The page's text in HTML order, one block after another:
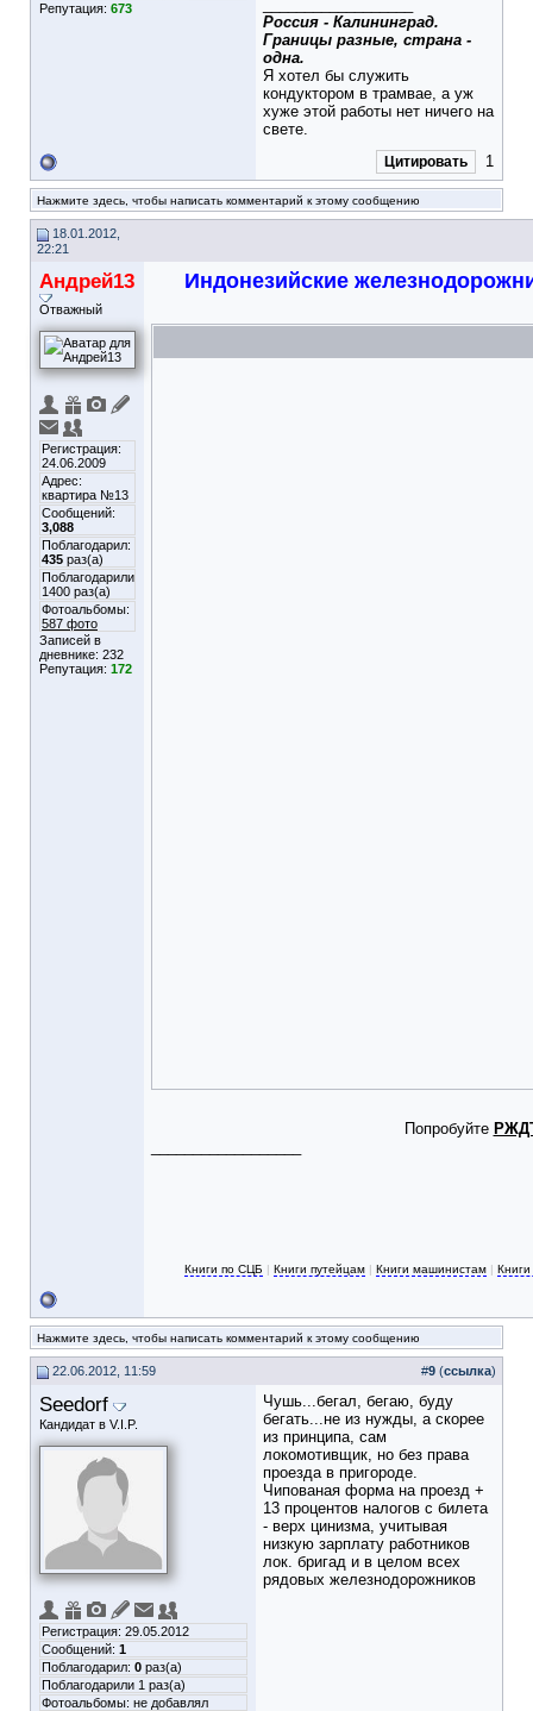
Репутация: 673
Россия - Калининград.
Границы разные, страна -
одна.
Я хотел бы служить
кондуктором в трамвае, а уж
хуже этой работы нет ничего на
свете.
Цитировать 1
Нажмите здесь, чтобы написать комментарий к этому сообщению
18.01.2012,
22:21
Андрей13
Отважный
Регистрация:
24.06.2009
Адрес:
квартира №13
Сообщений:
3,088
Поблагодарил:
435 раз(а)
Поблагодарили
1400 раз(а)
Фотоальбомы:
587 фото
Записей в
дневнике: 232
Репутация: 172
Индонезийские
Попробуйте
Книги по СЦБ | Книги путейцам| Книги машинистам|
Нажмите здесь, чтобы написать комментарий к этому сообщению
22.06.2012, 11:59 #9 (ссылка)
Seedorf
Кандидат в V.I.P.
Регистрация: 29.05.2012
Сообщений: 1
Поблагодарил: 0 раз(а)
Поблагодарили 1 раз(а)
Фотоальбомы: не добавлял
Чушь...бегал, бегаю, буду
бегать...не из нужды, а скорее
из принципа, сам
локомотивщик, но без права
проезда в пригороде.
Чипованая форма на проезд +
13 процентов налогов с билета
- верх цинизма, учитывая
низкую зарплату работников
лок. бригад и в целом всех
рядовых железнодорожников